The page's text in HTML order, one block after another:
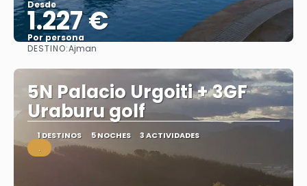
Desde
1.227 €
Por persona
DESTINO:Ajman
5N Palacio Urgoiti + 3GF
Uraburu golf
1 DESTINOS 5 NOCHES 3 ACTIVIDADES
.